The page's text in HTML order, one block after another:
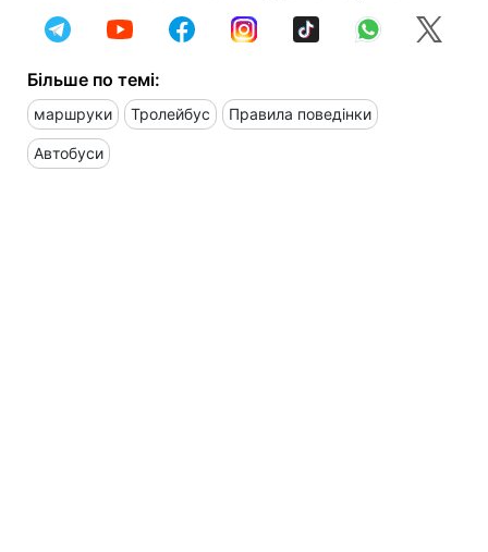
Більше по темі:
маршруки Тролейбус Правила поведінки
Автобуси